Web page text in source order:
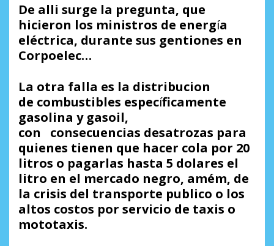
De alli surge la pregunta, que
hicieron los ministros de energía
eléctrica, durante sus gentiones en
Corpoelec…
La otra falla es la distribucion
de combustibles específicamente
gasolina y gasoil,
con
consecuencias desatrozas para
quienes tienen que hacer cola por 20
litros o pagarlas hasta 5 dolares el
litro en el mercado negro, amém, de
la crisis del transporte publico o los
altos costos por servicio de taxis o
mototaxis.